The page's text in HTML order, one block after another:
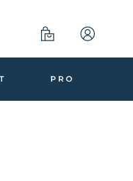
PRO